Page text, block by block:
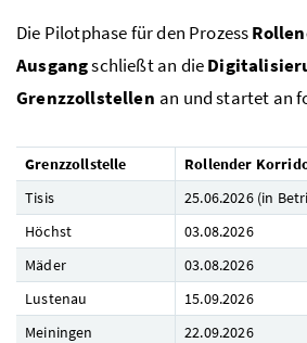
Die Pilotphase für den Prozess
Ausgangschließt an die
Grenzzollstellen an und startet an
Grenzzollstelle
Rollender
Tisis
25.06.2026 (in
Höchst
03.08.2026
Mäder
03.08.2026
Lustenau
15.09.2026
Meiningen
22.09.2026